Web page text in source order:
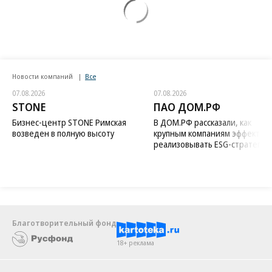
Новости компаний Все
07.08.2026
STONE
Бизнес-центр STONE Римская
возведен в полную высоту
07.08.2026
ПАО ДОМ.РФ
В ДОМ.РФ рассказали, как
крупным компаниям
реализовывать ESG-стратегию
Благотворительный фонд
18+ реклама